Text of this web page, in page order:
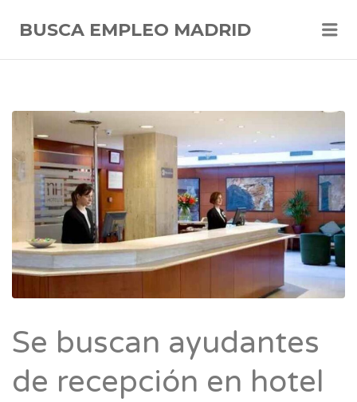
BUSCA EMPLEO MADRID
Se buscan ayudantes
de recepción en hotel